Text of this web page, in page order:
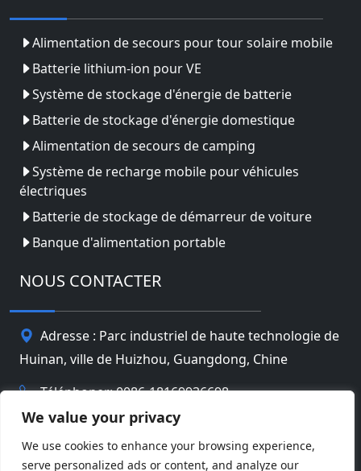
We value your privacy
We use cookies to enhance your browsing experience,
serve personalized ads or content, and analyze our
Alimentation de secours pour tour solaire mobile
Batterie lithium-ion pour VE
Système de stockage d'énergie de batterie
Batterie de stockage d'énergie domestique
Alimentation de secours de camping
Système de recharge mobile pour véhicules
électriques
Batterie de stockage de démarreur de voiture
Banque d'alimentation portable
NOUS CONTACTER
Adresse : Parc industriel de haute technologie de
Huinan, ville de Huizhou, Guangdong, Chine
Téléphoner: 0086-18169936698
info@jbbatterychina.com